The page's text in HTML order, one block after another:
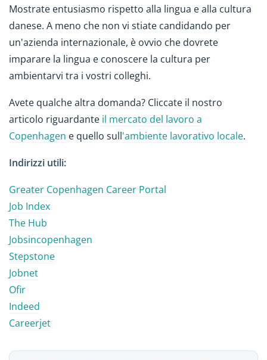
Mostrate entusiasmo rispetto alla lingua e alla cultura
danese. A meno che non vi stiate candidando per
un'azienda internazionale, è ovvio che dovrete
imparare la lingua e conoscere la cultura per
ambientarvi tra i vostri colleghi.
Avete qualche altra domanda? Cliccate il nostro
articolo riguardante il mercato del lavoro a
Copenhagen e quello sull'ambiente lavorativo locale.
Indirizzi utili:
Greater Copenhagen Career Portal
Job Index
The Hub
Jobsincopenhagen
Stepstone
Jobnet
Ofir
Indeed
Careerjet